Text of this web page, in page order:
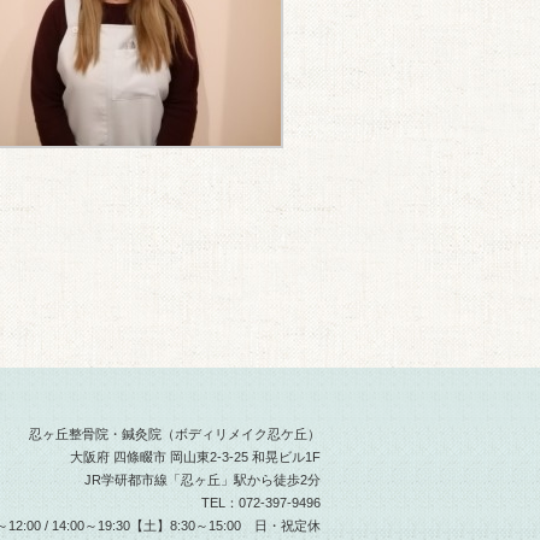
忍ヶ丘整骨院・鍼灸院（ボディリメイク忍ケ丘）
大阪府 四條畷市 岡山東2-3-25 和晃ビル1F
JR学研都市線「忍ヶ丘」駅から徒歩2分
TEL：072-397-9496
12:00 / 14:00～19:30【土】8:30～15:00 日・祝定休